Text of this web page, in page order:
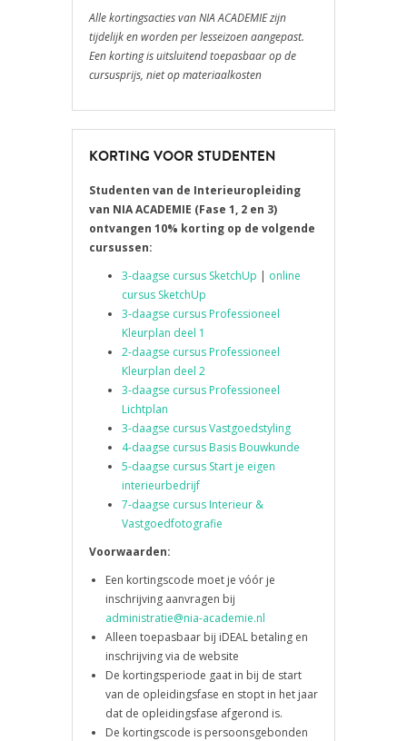
Alle kortingsacties van NIA ACADEMIE zijn
tijdelijk en worden per lesseizoen aangepast.
Een korting is uitsluitend toepasbaar op de
cursusprijs, niet op materiaalkosten
KORTING VOOR STUDENTEN
Studenten van de Interieuropleiding
van NIA ACADEMIE (Fase 1, 2 en 3)
ontvangen 10% korting op de volgende
cursussen:
3-daagse cursus SketchUp | online
cursus SketchUp
3-daagse cursus Professioneel
Kleurplan deel 1
2-daagse cursus Professioneel
Kleurplan deel 2
3-daagse cursus Professioneel
Lichtplan
3-daagse cursus Vastgoedstyling
4-daagse cursus Basis Bouwkunde
5-daagse cursus Start je eigen
interieurbedrijf
7-daagse cursus Interieur &
Vastgoedfotografie
Voorwaarden:
Een kortingscode moet je vóór je
inschrijving aanvragen bij
administratie@nia-academie.nl
Alleen toepasbaar bij iDEAL betaling en
inschrijving via de website
De kortingsperiode gaat in bij de start
van de opleidingsfase en stopt in het jaar
dat de opleidingsfase afgerond is.
De kortingscode is persoonsgebonden